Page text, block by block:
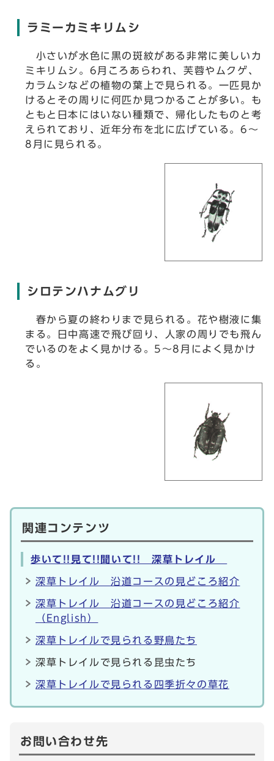
ラミーカミキリムシ
小さいが水色に黒の斑紋がある非常に美しいカ
ミキリムシ。6月ころあらわれ、芙蓉やムクゲ、
カラムシなどの植物の葉上で見られる。一匹見か
けるとその周りに何匹か見つかることが多い。も
ともと日本にはいない種類で、帰化したものと考
えられており、近年分布を北に広げている。6～
8月に見られる。
シロテンハナムグリ
春から夏の終わりまで見られる。花や樹液に集
まる。日中高速で飛び回り、人家の周りでも飛ん
でいるのをよく見かける。5～8月によく見かけ
る。
関連コンテンツ
歩いて!!見て!!聞いて!! 深草トレイル
深草トレイル 沿道コースの見どころ紹介
深草トレイル 沿道コースの見どころ紹介
（English）
深草トレイルで見られる野鳥たち
深草トレイルで見られる昆虫たち
深草トレイルで見られる四季折々の草花
お問い合わせ先